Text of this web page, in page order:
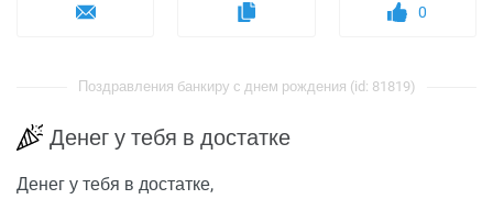
0
Поздравления банкиру с днем рождения (id: 81819)
Денег у тебя в достатке
Денег у тебя в достатке,